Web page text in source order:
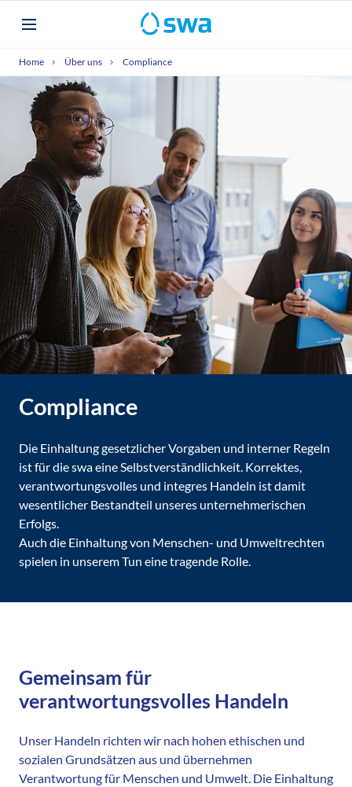
Home Über uns Compliance
Compliance
Die Einhaltung gesetzlicher Vorgaben und interner Regeln
ist für die swa eine Selbstverständlichkeit. Korrektes,
verantwortungsvolles und integres Handeln ist damit
wesentlicher Bestandteil unseres unternehmerischen
Erfolgs.
Auch die Einhaltung von Menschen- und Umweltrechten
spielen in unserem Tun eine tragende Rolle.
Gemeinsam für
verantwortungsvolles Handeln
Unser Handeln richten wir nach hohen ethischen und
sozialen Grundsätzen aus und übernehmen
Verantwortung für Menschen und Umwelt. Die Einhaltung